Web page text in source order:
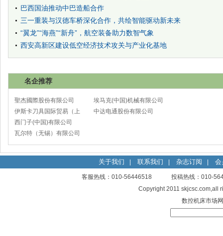
巴西国油推动中巴造船合作
三一重装与汉德车桥深化合作，共绘智能驱动新未来
“翼龙”“海燕”“新舟”，航空装备助力数智气象
西安高新区建设低空经济技术攻关与产业化基地
名企推荐
聖杰國際股份有限公司
伊斯卡刀具国际贸易（上
海）有限公司
西门子(中国)有限公司
瓦尔特（无锡）有限公司
埃马克(中国)机械有限公司
太仓分公司
中达电通股份有限公司
关于我们 联系我们 杂志订阅 会
客服热线：010-56446518 投稿热线：
Copyright 2011
数控机床市场网